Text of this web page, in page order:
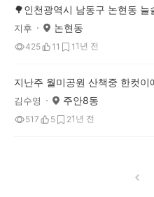
🌳인천광역시 남동구 논현동 늘
지후 논현동
425 11 1 1년 전
지난주 월미공원 산책중 한컷이
김수영 주안8동
517 5 21년 전